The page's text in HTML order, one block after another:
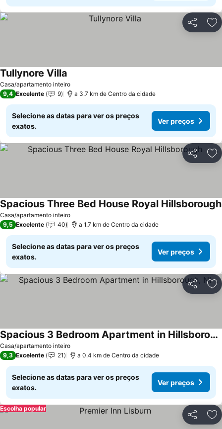
Partilhar
Casa/apartamento inteiro
Tullynore Villa
9,4 Excelente 9 a 3.7 km de Centro da cidade
Selecione as datas para ver os preços
exatos.
Ver preços
Partilhar
Casa/apartamento inteiro
Spacious Three Bed House Royal Hillsborough
9,5 Excelente 40 a 1.7 km de Centro da cidade
Selecione as datas para ver os preços
exatos.
Ver preços
Partilhar
Casa/apartamento inteiro
Spacious 3 Bedroom Apartment in Hillsborough, NI
9,3 Excelente 21 a 0.4 km de Centro da cidade
Selecione as datas para ver os preços
exatos.
Ver preços
Partilhar
Escolha popular